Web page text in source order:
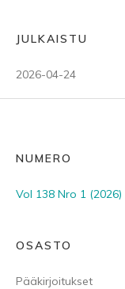
JULKAISTU
2026-04-24
NUMERO
Vol 138 Nro 1 (2026)
OSASTO
Pääkirjoitukset